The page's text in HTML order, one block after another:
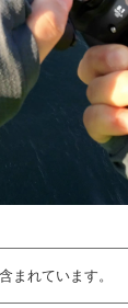
まれています。